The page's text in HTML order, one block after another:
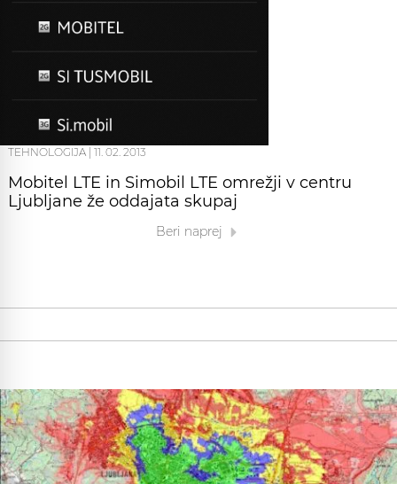
TEHNOLOGIJA 11. 02. 2013
Mobitel LTE in Simobil LTE omrežji v centru
Ljubljane že oddajata skupaj
Beri naprej